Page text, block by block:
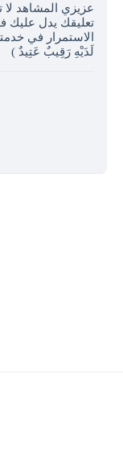
عزيزي المشاهد لا
تعليقك يدل عليك
الاستمرار في
لَدَيْهِ رَقِيبٌ عَتِيدٌ )